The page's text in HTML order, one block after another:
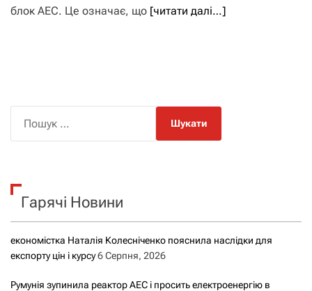
блок АЕС. Це означає, що [читати далі…]
к
Гарячі Новини
економістка Наталія Колесніченко пояснила наслідки для
експорту цін і курсу6 Серпня, 2026
Румунія зупинила реактор АЕС і просить електроенергію в